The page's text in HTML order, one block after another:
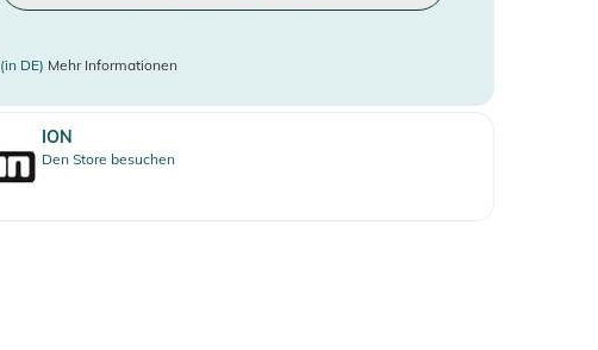
(in DE) Mehr Informationen
ION
Den Store besuchen